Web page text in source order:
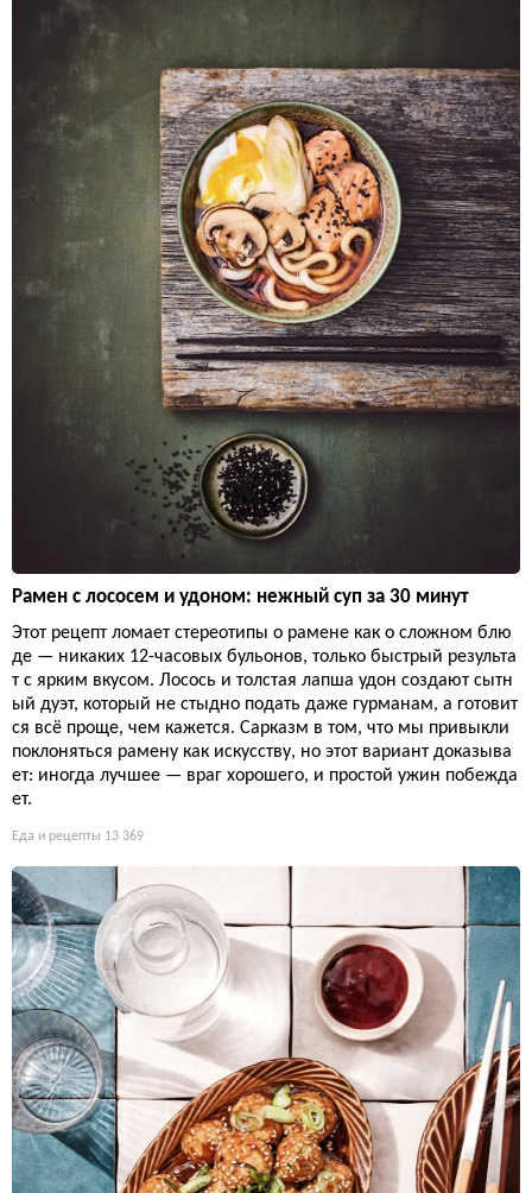
Рамен с лососем и удоном: нежный суп за 30 минут
Этот рецепт ломает стереотипы о рамене как о сложном блю
де — никаких 12-часовых бульонов, только быстрый результа
т с ярким вкусом. Лосось и толстая лапша удон создают сытн
ый дуэт, который не стыдно подать даже гурманам, а готовит
ся всё проще, чем кажется. Сарказм в том, что мы привыкли
поклоняться рамену как искусству, но этот вариант доказыва
ет: иногда лучшее — враг хорошего, и простой ужин побежда
ет.
Еда и рецепты 13 369